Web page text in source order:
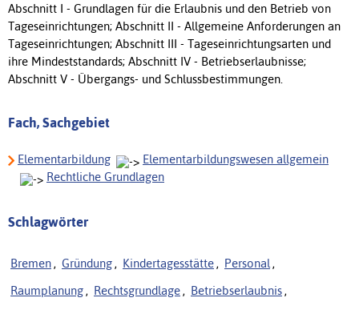
Abschnitt I - Grundlagen für die Erlaubnis und den Betrieb von
Tageseinrichtungen; Abschnitt II - Allgemeine Anforderungen an
Tageseinrichtungen; Abschnitt III - Tageseinrichtungsarten und
ihre Mindeststandards; Abschnitt IV - Betriebserlaubnisse;
Abschnitt V - Übergangs- und Schlussbestimmungen.
Fach, Sachgebiet
Elementarbildung
Elementarbildungswesen allgemein
Rechtliche Grundlagen
Schlagwörter
Bremen , Gründung , Kindertagesstätte , Personal ,
Raumplanung , Rechtsgrundlage , Betriebserlaubnis ,